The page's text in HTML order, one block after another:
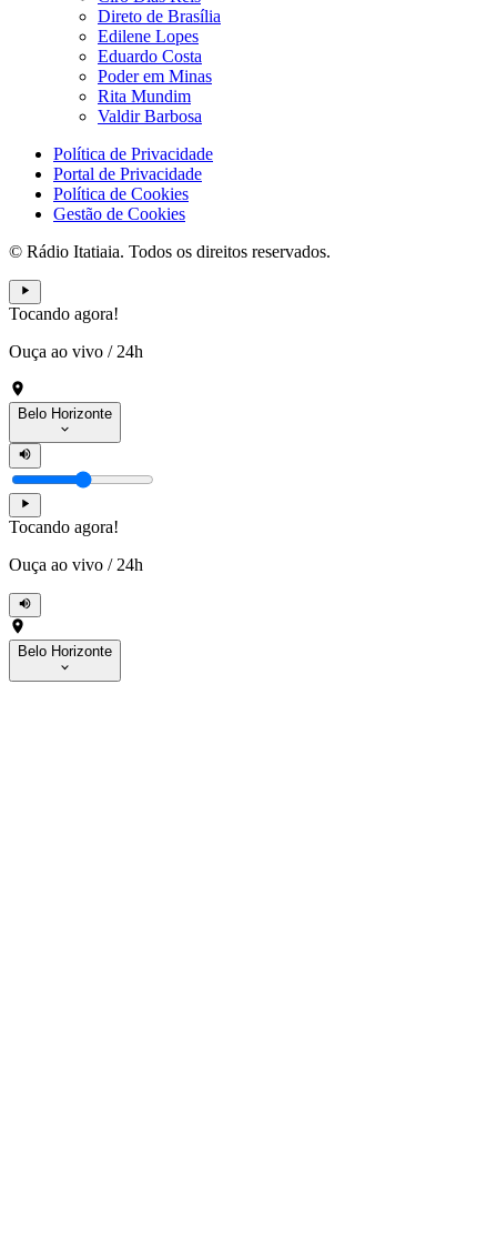
Direto de Brasília
Edilene Lopes
Eduardo Costa
Poder em Minas
Rita Mundim
Valdir Barbosa
Política de Privacidade
Portal de Privacidade
Política de Cookies
Gestão de Cookies
© Rádio Itatiaia. Todos os direitos reservados.
Tocando agora!
Ouça ao vivo / 24h
Belo Horizonte
Tocando agora!
Ouça ao vivo / 24h
Belo Horizonte